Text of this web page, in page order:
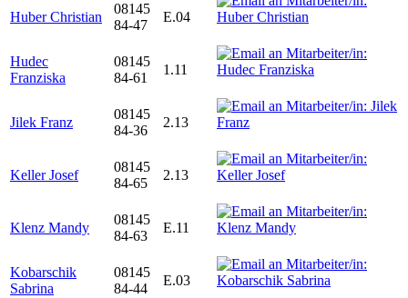
Huber Christian
08145
84-47
E.04
Hudec
Franziska
08145
84-61
1.11
Jilek Franz
08145
84-36
2.13
Keller Josef
08145
84-65
2.13
Klenz Mandy
08145
84-63
E.11
Kobarschik
Sabrina
08145
84-44
E.03